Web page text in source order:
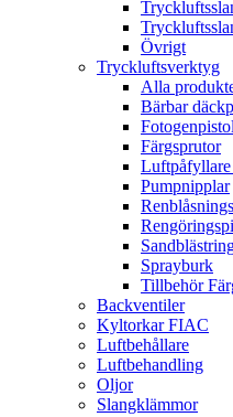
Övrigt
Tryckluftsverktyg
Alla
Bärbar
Färgsprutor
Pumpnipplar
Sprayburk
Tillbehör
Backventiler
Kyltorkar FIAC
Luftbehållare
Luftbehandling
Oljor
Slangklämmor